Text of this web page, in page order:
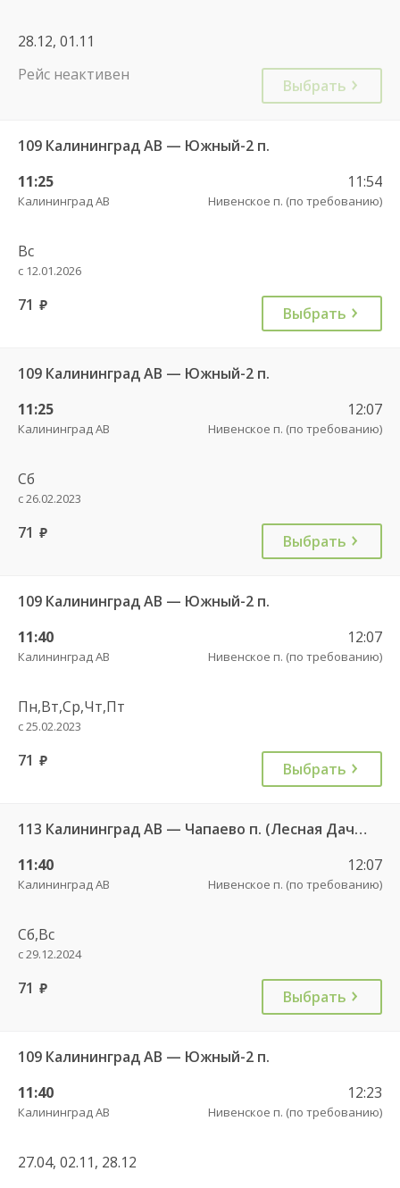
28.12, 01.11
Рейс неактивен
Выбрать
109 Калининград АВ — Южный-2 п.
11:25
Калининград АВ
11:54
Нивенское п. (по требованию)
Вс
с 12.01.2026
71 руб. Выбрать
109 Калининград АВ — Южный-2 п.
11:25
Калининград АВ
12:07
Нивенское п. (по требованию)
Сб
с 26.02.2023
71 руб. Выбрать
109 Калининград АВ — Южный-2 п.
11:40
Калининград АВ
12:07
Нивенское п. (по требованию)
Пн,Вт,Ср,Чт,Пт
с 25.02.2023
71 руб. Выбрать
113 Калининград АВ — Чапаево п. (Лесная Дача) ч/з Багратионовск г., Долгоруково п.
11:40
Калининград АВ
12:07
Нивенское п. (по требованию)
Сб,Вс
с 29.12.2024
71 руб. Выбрать
109 Калининград АВ — Южный-2 п.
11:40
Калининград АВ
12:23
Нивенское п. (по требованию)
27.04, 02.11, 28.12